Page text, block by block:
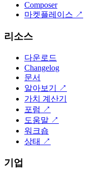
Composer
마켓플레이스 ↗
리소스
다운로드
Changelog
문서
알아보기
↗
가치 계산기
포럼 ↗
도움말 ↗
워크숍
상태 ↗
기업